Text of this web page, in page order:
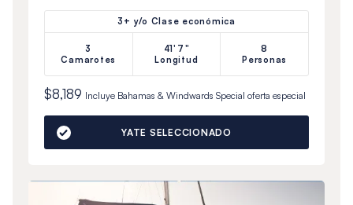
3+ y/o Clase económica
3
Camarotes
41'7"
Longitud
8
Personas
$8,189 Incluye Bahamas & Windwards Special oferta especial
YATE SELECCIONADO